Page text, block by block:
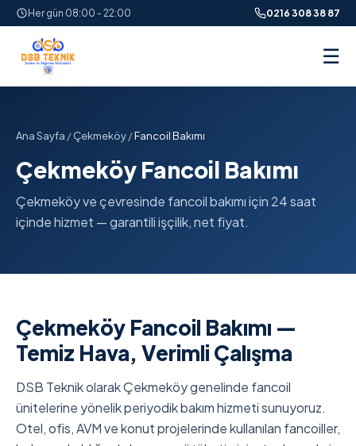
Her gün 08:00 - 22:00 0216 308 38 87
☰
Ana Sayfa /Çekmeköy/Fancoil Bakımı
Çekmeköy Fancoil Bakımı
Çekmeköy ve çevresinde fancoil bakımı için 24 saat
içinde hizmet — garantili işçilik, net fiyat.
Çekmeköy Fancoil Bakımı —
Temiz Hava, Verimli Çalışma
DSB Teknik olarak Çekmeköy genelinde fancoil
ünitelerine yönelik periyodik bakım hizmeti sunuyoruz.
Otel, ofis, AVM ve konut projelerinde kullanılan fancoiller,